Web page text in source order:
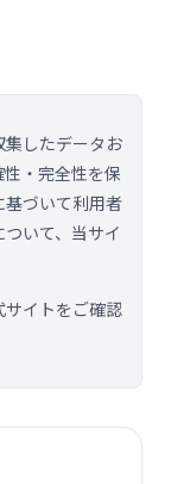
したデータお
・完全性を保
づいて利用者
いて、当サイ
イトをご確認